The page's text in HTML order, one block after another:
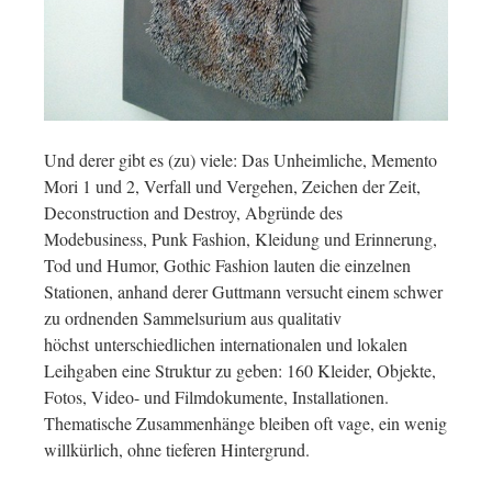
Und derer gibt es (zu) viele: Das Unheimliche, Memento
Mori 1 und 2, Verfall und Vergehen, Zeichen der Zeit,
Deconstruction and Destroy, Abgründe des
Modebusiness, Punk Fashion, Kleidung und Erinnerung,
Tod und Humor, Gothic Fashion lauten die einzelnen
Stationen, anhand derer Guttmann versucht einem schwer
zu ordnenden Sammelsurium aus qualitativ
höchst unterschiedlichen internationalen und lokalen
Leihgaben eine Struktur zu geben: 160 Kleider, Objekte,
Fotos, Video- und Filmdokumente, Installationen.
Thematische Zusammenhänge bleiben oft vage, ein wenig
willkürlich, ohne tieferen Hintergrund.